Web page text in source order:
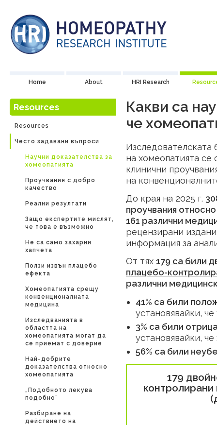
Home About HRI Research
Resources
Resources
Често задавани въпроси
Научни доказателства за
хомеопатията
Проучвания с добро
качество
Реални резултати
Защо експертите мислят,
че това е възможно
Не са само захарни
хапчета
Ползи извън плацебо
ефекта
Хомеопатията срещу
конвенционалната
медицина
Изследванията в
областта на
хомеопатията могат да
се приемат с доверие
Най-добрите
доказателства относно
хомеопатията
„Подобното лекува
подобно”
Разбиране на
действието на
Какви са
че
Изследователската
на хомеопатията
клинични
на
До края на 2025 г.
проучвания
161 различни
рецензирани
информация за
От тях 179 са били
плацебо-
различни
41% са били
установявайки,
3% са били
установявайки,
56% са били
179
контролирани